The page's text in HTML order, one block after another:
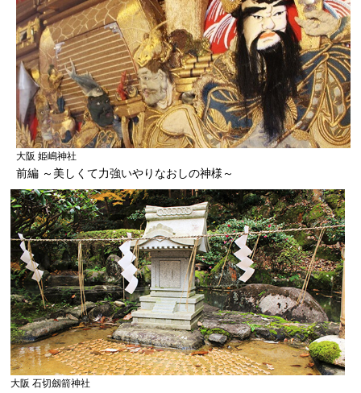
大阪 姫嶋神社
前編 ～美しくて力強いやりなおしの神様～
大阪 石切劔箭神社